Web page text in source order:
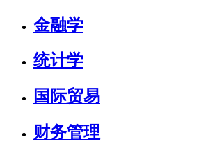
金融学
统计学
国际贸易
财务管理